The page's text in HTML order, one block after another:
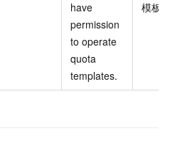
have
permission
to operate
quota
templates.
模板